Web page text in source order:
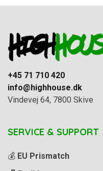
+45 71 710 420
info@highhouse.dk
Vindevej 64, 7800 Skive
SERVICE & SUPPORT
💰 EU Prismatch